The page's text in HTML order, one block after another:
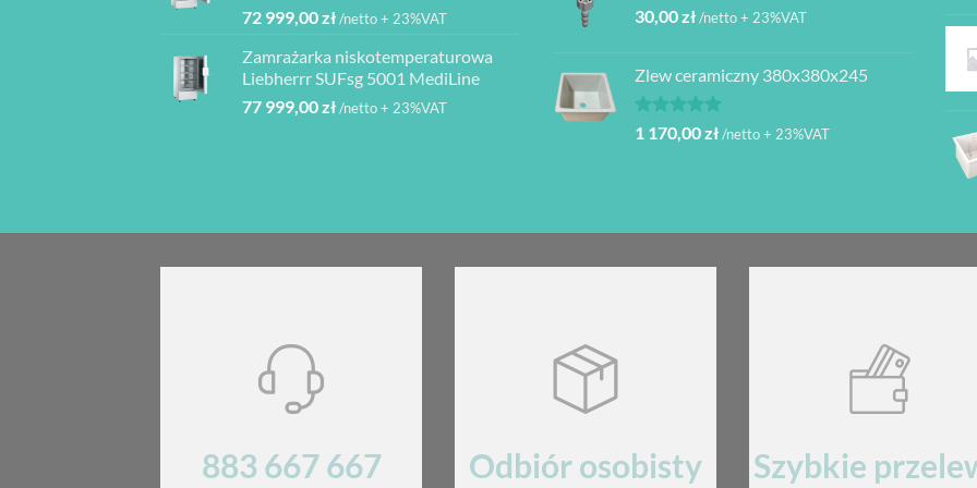
72 999,00zł/netto + 23%VAT
Zamrażarka niskotemperaturowa
Liebherrr SUFsg 5001 MediLine
77 999,00zł/netto + 23%VAT
30,00zł/netto + 23%VAT
Zlew ceramiczny 380x380x245
Oceniono
na 5
1 170,00zł/netto + 23%VAT
883 667 667 Odbiór osobisty Szybkie